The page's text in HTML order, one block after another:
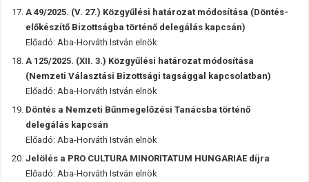
A 49/2025. (V. 27.) Közgyűlési határozat módosítása (Döntés-
előkészítő Bizottságba történő delegálás kapcsán)
Előadó: Aba-Horváth István elnök
A 125/2025. (XII. 3.) Közgyűlési határozat módosítása
(Nemzeti Választási Bizottsági tagsággal kapcsolatban)
Előadó: Aba-Horváth István elnök
Döntés a Nemzeti Bűnmegelőzési Tanácsba történő
delegálás kapcsán
Előadó: Aba-Horváth István elnök
Jelölés a PRO CULTURA MINORITATUM HUNGARIAE díjra
Előadó: Aba-Horváth István elnök